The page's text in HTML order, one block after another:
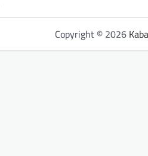
Copyright © 2026